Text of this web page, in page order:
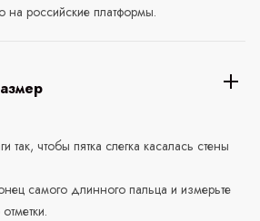
на российские платформы.
так, чтобы пятка слегка касалась стены
самого длинного пальца и измерьте